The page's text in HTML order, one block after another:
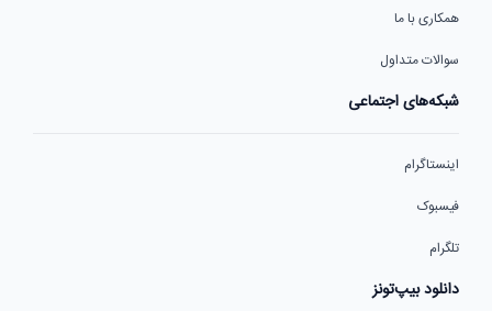
همکاری با ما
سوالات متداول
شبکه‌های اجتماعی
اینستاگرام
فیسبوک
تلگرام
دانلود بیپ‌تونز